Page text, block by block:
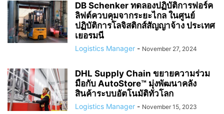
DB Schenker ทดลองปฏิบัติการฟอร์ค
ลิฟต์ควบคุมจากระยะไกล ในศูนย์
ปฏิบัติการโลจิสติกส์สัญญาจ้าง ประเทศ
เยอรมนี
Logistics Manager - November 27, 2024
DHL Supply Chain ขยายความร่วม
มือกับ AutoStore™ มุ่งพัฒนาคลัง
สินค้าระบบอัตโนมัติทั่วโลก
Logistics Manager - November 15, 2023